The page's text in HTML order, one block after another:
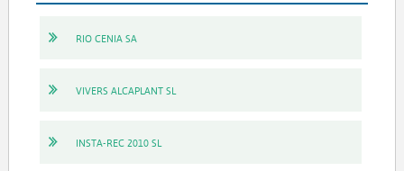
RIO CENIA SA
VIVERS ALCAPLANT SL
INSTA-REC 2010 SL